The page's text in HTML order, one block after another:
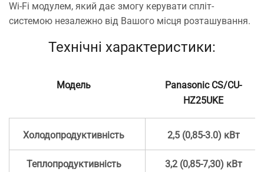
Wi-Fi модулем, який дає змогу керувати спліт-
системою незалежно від Вашого місця розташування.
Технічні характеристики:
Модель
Panasonic CS/CU-
HZ25UKE
Холодопродуктивність 2,5 (0,85-3.0) кВт
Теплопродуктивність 3,2 (0,85-7,30) кВт